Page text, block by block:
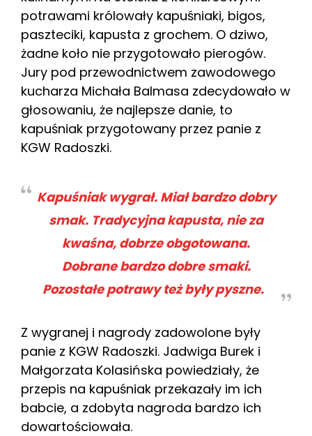
potrawami królowały kapuśniaki, bigos,
paszteciki, kapusta z grochem. O dziwo,
żadne koło nie przygotowało pierogów.
Jury pod przewodnictwem zawodowego
kucharza Michała Balmasa zdecydowało w
głosowaniu, że najlepsze danie, to
kapuśniak przygotowany przez panie z
KGW Radoszki.
Kapuśniak wygrał. Miał bardzo dobry
smak. Tradycyjna kapusta, nie za
kwaśna, dobrze obgotowana.
Dobrane bardzo dobre smaki.
Pozostałe potrawy też były pyszne.
Z wygranej i nagrody zadowolone były
panie z KGW Radoszki. Jadwiga Burek i
Małgorzata Kolasińska powiedziały, że
przepis na kapuśniak przekazały im ich
babcie, a zdobyta nagroda bardzo ich
dowartościowała.